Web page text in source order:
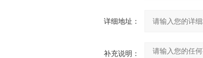
详细地址：
补充说明：